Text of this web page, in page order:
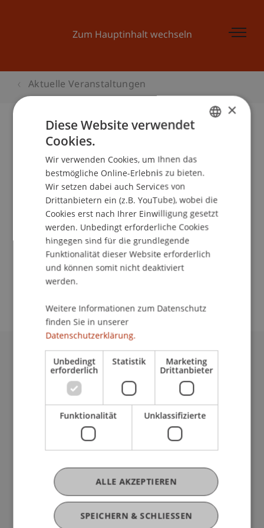
Zum Hauptinhalt wechseln
Aktuelle Veranstaltungen
Kinder-Uni Liechtenstein: «Bauen
mit der Maus»
School/Professur:
Kommunikation und Marketing
Veranstaltungsdetails
Universität Liechtenstein
Fürst-Franz-Josef-Strasse
Liechtenstein
T +423 265 11 11
Fußzeile Rechtliche Hinweise
Rechtssammlung
Datenschutzerklärung
Disclaimer
Impressum
Fußzeile Subdomain-Verzeichnis
×
Diese Website verwendet
Cookies.
Wir verwenden Cookies, um Ihnen das
bestmögliche Online-Erlebnis zu bieten.
Wir setzen dabei auch Services von
Drittanbietern ein (z.B. YouTube), wobei die
Cookies erst nach Ihrer Einwilligung gesetzt
werden. Unbedingt erforderliche Cookies
hingegen sind für die grundlegende
Funktionalität dieser Website erforderlich
und können somit nicht deaktiviert
werden.
Weitere Informationen zum Datenschutz
finden Sie in unserer
Datenschutzerklärung.
Unbedingt
erforderlich
Statistik Marketing
Drittanbieter
Funktionalität Unklassifizierte
SPEICHERN & SCHLIESSEN
ALLE AKZEPTIEREN